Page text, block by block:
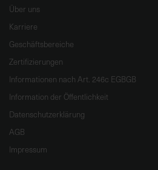
Über uns
Karriere
Geschäftsbereiche
Zertifizierungen
Informationen nach Art. 246c EGBGB
Information der Öffentlichkeit
Datenschutzerklärung
AGB
Impressum